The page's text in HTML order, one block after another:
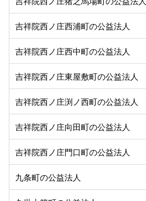
吉祥院西ノ庄西浦町の公益法人
吉祥院西ノ庄西中町の公益法人
吉祥院西ノ庄東屋敷町の公益法人
吉祥院西ノ庄渕ノ西町の公益法人
吉祥院西ノ庄向田町の公益法人
吉祥院西ノ庄門口町の公益法人
九条町の公益法人